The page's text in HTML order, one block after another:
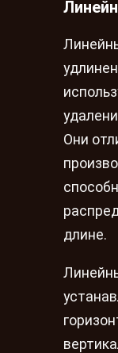
Они
длине.